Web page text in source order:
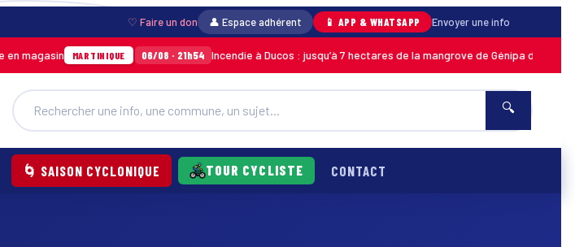
♡ Faire un don 👤 Espace adhérent 📱 APP & WHATSAPP Envoyer une info
MARTINIQUE 06/08 · 21h54 Incendie à Ducos : jusqu’à 7 hectares de la mangrove de Génipa détruits, le
🔍
🌀 SAISON CYCLONIQUE TOUR CYCLISTE CONTACT